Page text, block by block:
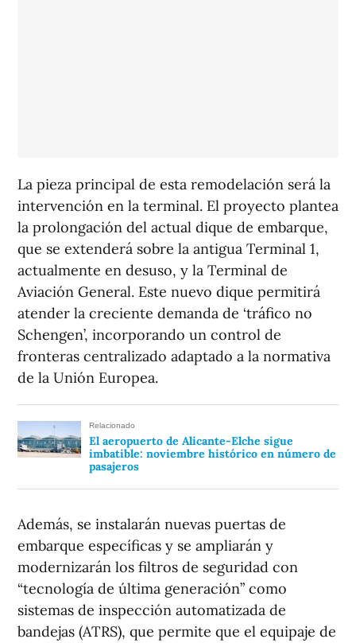
La pieza principal de esta remodelación será la
intervención en la terminal. El proyecto plantea
la prolongación del actual dique de embarque,
que se extenderá sobre la antigua Terminal 1,
actualmente en desuso, y la Terminal de
Aviación General. Este nuevo dique permitirá
atender la creciente demanda de ‘tráfico no
Schengen’, incorporando un control de
fronteras centralizado adaptado a la normativa
de la Unión Europea.
Relacionado
El aeropuerto de Alicante-Elche sigue
imbatible: noviembre histórico en número de
pasajeros
Además, se instalarán nuevas puertas de
embarque específicas y se ampliarán y
modernizarán los filtros de seguridad con
“tecnología de última generación” como
sistemas de inspección automatizada de
bandejas (ATRS), que permite que el equipaje de